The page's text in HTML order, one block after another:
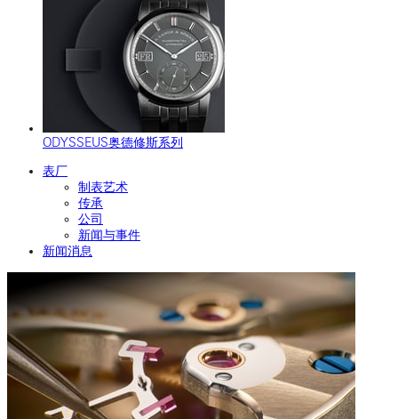
ODYSSEUS奥德修斯系列
表厂
制表艺术
传承
公司
新闻与事件
新闻消息